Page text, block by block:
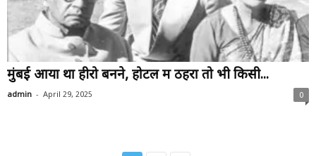
मुंबई आया था हीरो बनने, होटल में ठहरा तो भी किसी...
admin - April 29, 2025 0